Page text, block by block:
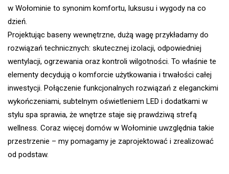
w Wołominie to synonim komfortu, luksusu i wygody na co
dzień.
Projektując baseny wewnętrzne, dużą wagę przykładamy do
rozwiązań technicznych: skutecznej izolacji, odpowiedniej
wentylacji, ogrzewania oraz kontroli wilgotności. To właśnie te
elementy decydują o komforcie użytkowania i trwałości całej
inwestycji. Połączenie funkcjonalnych rozwiązań z eleganckimi
wykończeniami, subtelnym oświetleniem LED i dodatkami w
stylu spa sprawia, że wnętrze staje się prawdziwą strefą
wellness. Coraz więcej domów w Wołominie uwzględnia takie
przestrzenie – my pomagamy je zaprojektować i zrealizować
od podstaw.